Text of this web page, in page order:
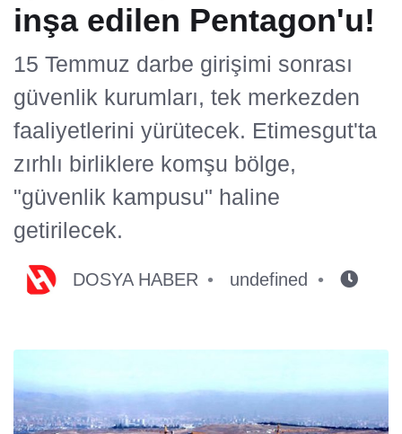
inşa edilen Pentagon'u!
15 Temmuz darbe girişimi sonrası
güvenlik kurumları, tek merkezden
faaliyetlerini yürütecek. Etimesgut'ta
zırhlı birliklere komşu bölge,
"güvenlik kampusu" haline
getirilecek.
DOSYA HABER undefined